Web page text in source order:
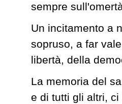
sempre
Un incitamento a
sopruso, a far
libertà, della
La memoria del
e di tutti gli altri,